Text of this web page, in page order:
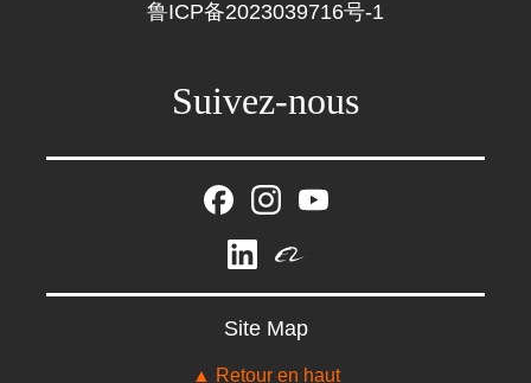
鲁ICP备2023039716号-1
Suivez-nous
Site Map
▲ Retour en haut
Mr. Zhang
whwzrods
+86-(0)631-5782290